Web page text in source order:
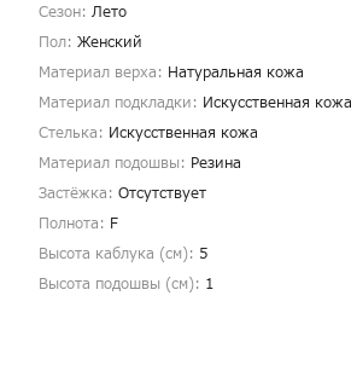
Сезон: Лето
Пол: Женский
Материал верха: Натуральная кожа
Материал подкладки: Искусственная кожа
Стелька: Искусственная кожа
Материал подошвы: Резина
Застёжка: Отсутствует
Полнота: F
Высота каблука (см): 5
Высота подошвы (см): 1